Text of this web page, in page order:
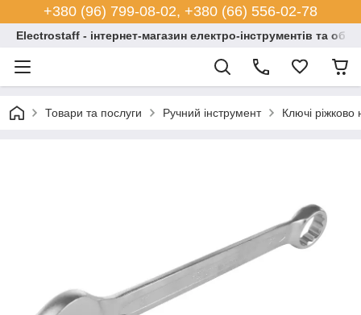
+380 (96) 799-08-02, +380 (66) 556-02-78
Electrostaff - інтернет-магазин електро-інструментів та
Товари та послуги Ручний інструмент Ключі ріжково